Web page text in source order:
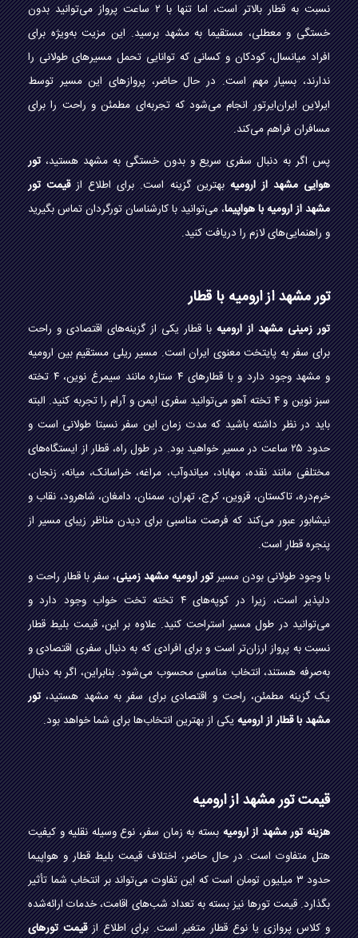
نسبت به قطار بالاتر است، اما تنها با ۲ ساعت پرواز می‌توانید بدون
خستگی و معطلی، مستقیما به مشهد برسید. این مزیت به‌ویژه برای
افراد میانسال، کودکان و کسانی که توانایی تحمل مسیرهای طولانی را
ندارند، بسیار مهم است. در حال حاضر، پروازهای این مسیر توسط
ایرلاین ایران‌ایرتور انجام می‌شود که تجربه‌ای مطمئن و راحت را برای
مسافران فراهم می‌کند.
پس اگر به دنبال سفری سریع و بدون خستگی به مشهد هستید،تور
هوایی مشهد از ارومیهبهترین گزینه است. برای اطلاع ازقیمت تور
مشهد از ارومیه با هواپیما، می‌توانید با کارشناسان تورگردان تماس بگیرید
و راهنمایی‌های لازم را دریافت کنید.
تور مشهد از ارومیه با قطار
تور زمینی مشهد از ارومیهبا قطار یکی از گزینه‌های اقتصادی و راحت
برای سفر به پایتخت معنوی ایران است. مسیر ریلی مستقیم بین ارومیه
و مشهد وجود دارد و با قطارهای ۴ ستاره مانند سیمرغ نوین، ۴ تخته
سبز نوین و ۴ تخته آهو می‌توانید سفری ایمن و آرام را تجربه کنید. البته
باید در نظر داشته باشید که مدت زمان این سفر نسبتا طولانی است و
حدود ۲۵ ساعت در مسیر خواهید بود. در طول راه، قطار از ایستگاه‌های
مختلفی مانند نقده، مهاباد، میاندوآب، مراغه، خراسانک، میانه، زنجان،
خرم‌دره، تاکستان، قزوین، کرج، تهران، سمنان، دامغان، شاهرود، نقاب و
نیشابور عبور می‌کند که فرصت مناسبی برای دیدن مناظر زیبای مسیر از
پنجره قطار است.
با وجود طولانی بودن مسیرتور ارومیه مشهد زمینی، سفر با قطار راحت و
دلپذیر است، زیرا در کوپه‌های ۴ تخته تخت خواب وجود دارد و
می‌توانید در طول مسیر استراحت کنید. علاوه بر این، قیمت بلیط قطار
نسبت به پرواز ارزان‌تر است و برای افرادی که به دنبال سفری اقتصادی و
به‌صرفه هستند، انتخاب مناسبی محسوب می‌شود. بنابراین، اگر به دنبال
یک گزینه مطمئن، راحت و اقتصادی برای سفر به مشهد هستید،تور
مشهد با قطار از ارومیهیکی از بهترین انتخاب‌ها برای شما خواهد بود.
قیمت تور مشهد از ارومیه
هزینه تور مشهد از ارومیهبسته به زمان سفر، نوع وسیله نقلیه و کیفیت
هتل متفاوت است. در حال حاضر، اختلاف قیمت بلیط قطار و هواپیما
حدود ۳ میلیون تومان است که این تفاوت می‌تواند بر انتخاب شما تأثیر
بگذارد. قیمت تورها نیز بسته به تعداد شب‌های اقامت، خدمات ارائه‌شده
و کلاس پروازی یا نوع قطار متغیر است. برای اطلاع ازقیمت تورهای